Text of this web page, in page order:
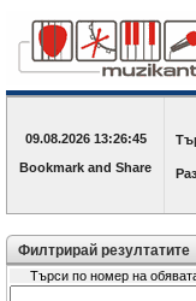
09.08.2026 13:26:45
Филтрирай резултатите
Търси по номер на